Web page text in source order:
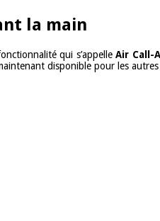
la main
qui s’appelleAir Call-
disponible pour les